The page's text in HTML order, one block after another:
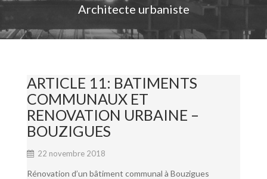
Architecte urbaniste
ARTICLE 11: BATIMENTS
COMMUNAUX ET
RENOVATION URBAINE –
BOUZIGUES
22 novembre 2018
Rénovation d’un bâtiment communal à Bouzigues